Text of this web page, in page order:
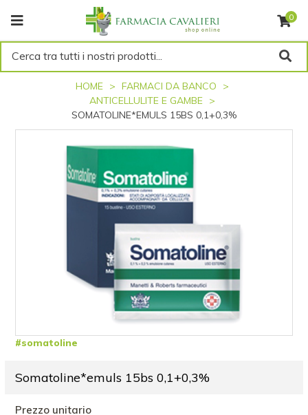
0
Cerca tra tutti i nostri prodotti...
HOME
FARMACI DA BANCO
ANTICELLULITE E GAMBE
SOMATOLINE*EMULS 15BS 0,1+0,3%
#somatoline
Somatoline*emuls 15bs 0,1+0,3%